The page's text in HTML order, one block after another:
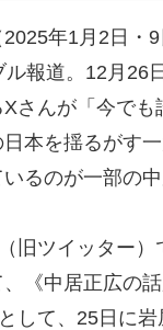
年1月2日・
ル報道。12月
さんが「今で
本を揺るがす
るのが一部の中
旧ツイッター）
《中居正広の
して、25日に